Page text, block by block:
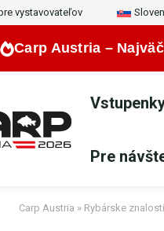
vystavovateľov
Carp Austria –
Pre
Carp Austria » Rybárske znalosti